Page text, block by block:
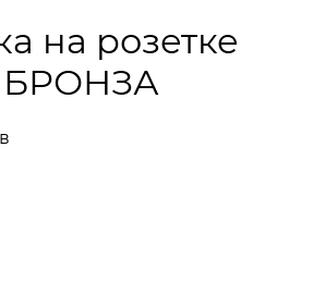
на розетке
БРОНЗА